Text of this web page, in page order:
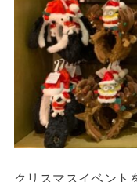
クリスマスイベント